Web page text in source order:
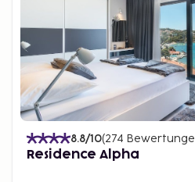
8.8/10(274
Residence Alpha